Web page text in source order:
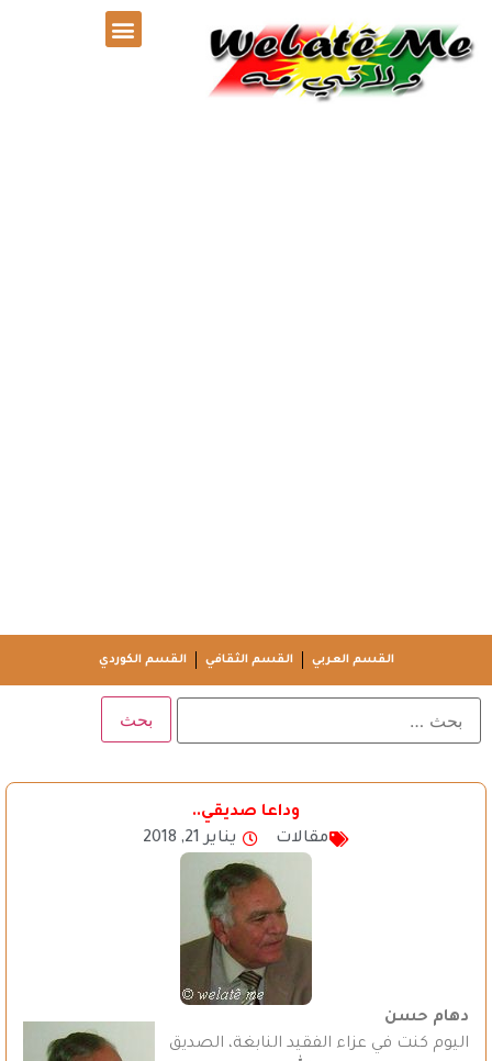
القسم العربي القسم الثقافي القسم الكوردي
وداعا صديقي..
مقالات
يناير 21, 2018
دهام حسن
اليوم كنت في عزاء الفقيد النابغة، الصديق